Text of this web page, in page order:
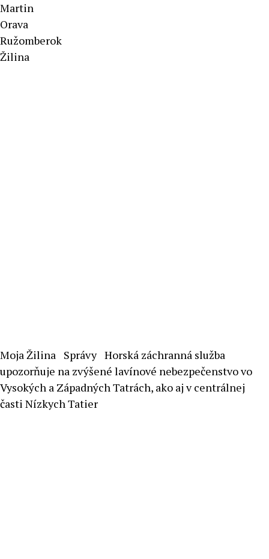
Martin
Orava
Ružomberok
Žilina
Moja Žilina Správy Horská záchranná služba
upozorňuje na zvýšené lavínové nebezpečenstvo vo
Vysokých a Západných Tatrách, ako aj v centrálnej
časti Nízkych Tatier